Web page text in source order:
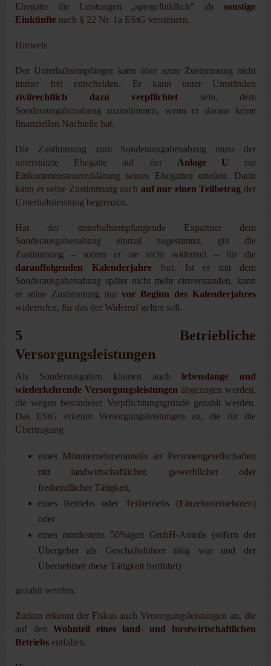
Ehegatte die Leistungen „spiegelbildlich“ als sonstige
Einkünfte nach § 22 Nr. 1a EStG versteuern.
Hinweis
Der Unterhaltsempfänger kann über seine Zustimmung nicht
immer frei entscheiden. Er kann unter Umständen
zivilrechtlich dazu verpflichtet sein, dem
Sonderausgabenabzug zuzustimmen, wenn er daraus keine
finanziellen Nachteile hat.
Die Zustimmung zum Sonderausgabenabzug muss der
unterstützte Ehegatte auf der Anlage U zur
Einkommensteuererklärung seines Ehegatten erteilen. Darin
kann er seine Zustimmung auch auf nur einen Teilbetrag der
Unterhaltsleistung begrenzen.
Hat der unterhaltsempfangende Expartner dem
Sonderausgabenabzug einmal zugestimmt, gilt die
Zustimmung – sofern er sie nicht widerruft – für die
darauffolgenden Kalenderjahrefort. Ist er mit dem
Sonderausgabenabzug später nicht mehr einverstanden, kann
er seine Zustimmung nurvor Beginn des Kalenderjahres
widerrufen, für das der Widerruf gelten soll.
5 Betriebliche
Versorgungsleistungen
Als Sonderausgaben können auch lebenslange und
wiederkehrende Versorgungsleistungen abgezogen werden,
die wegen besonderer Verpflichtungsgründe gezahlt werden.
Das EStG erkennt Versorgungsleistungen an, die für die
Übertragung
eines Mitunternehmeranteils an Personengesellschaften
mit landwirtschaftlicher, gewerblicher oder
freiberuflicher Tätigkeit,
eines Betriebs oder Teilbetriebs (Einzelunternehmen)
oder
eines mindestens 50%igen GmbH-Anteils (sofern der
Übergeber als Geschäftsführer tätig war und der
Übernehmer diese Tätigkeit fortführt)
gezahlt werden.
Zudem erkennt der Fiskus auch Versorgungsleistungen an, die
auf den Wohnteil eines land- und forstwirtschaftlichen
Betriebs entfallen.